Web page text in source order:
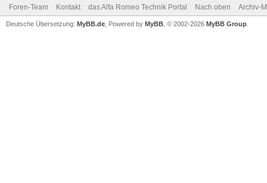
Foren-Team Kontakt das Alfa Romeo Technik Portal Nach oben Archiv-
Deutsche Übersetzung: MyBB.de , Powered by MyBB , © 2002-2026 MyBB Group